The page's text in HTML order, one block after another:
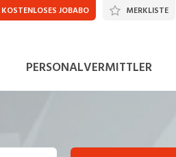
PERSONALVERMITTLER
KOSTENLOSES JOBABO MERKLISTE